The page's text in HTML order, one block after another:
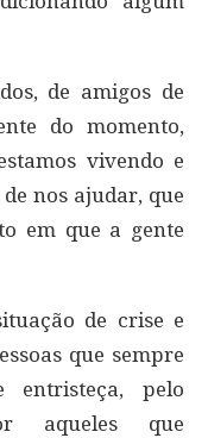
de amigos de
do momento,
vivendo e
nos ajudar, que
em que a gente
de crise e
que sempre
entristeça, pelo
aqueles que